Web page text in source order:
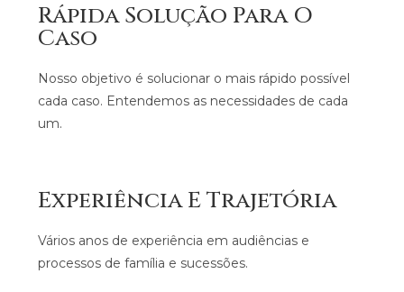
Rápida Solução Para O
Caso
Nosso objetivo é solucionar o mais rápido possível
cada caso. Entendemos as necessidades de cada
um.
Experiência E Trajetória
Vários anos de experiência em audiências e
processos de família e sucessões.